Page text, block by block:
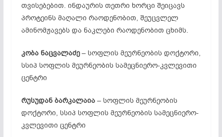
თვისებებით. ინდაურის თეთრი ხორცი შეიცავს
პროტეინს მაღალი რაოდენობით, შეუცვლელ
ამინომჟავებს და ნაკლები რაოდენობით ცხიმს.
კობა ნაცვალაძე– სოფლის მეურნეობის დოქტორი,
სსიპ სოფლის მეურნეობის სამეცნიერო-კვლევითი
ცენტრი
რუსუდან ბარკალაია– სოფლის მეურნეობის
დოქტორი, სსიპ სოფლის მეურნეობის სამეცნიერო-
კვლევითი ცენტრი